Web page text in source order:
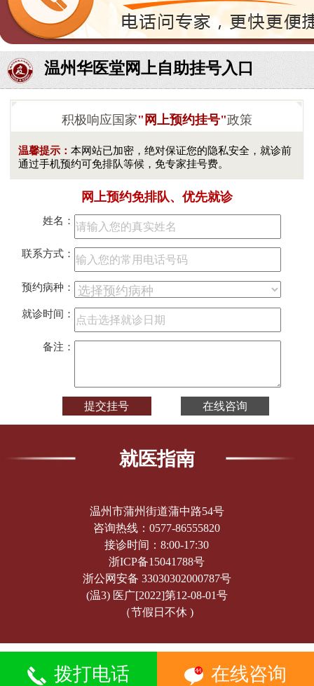
温州华医堂网上自助挂号入口
积极响应国家"网上预约挂号"政策
温馨提示： 本网站已加密，绝对保证您的隐私安全，就诊前
通过手机预约可免排队等候，免专家挂号费。
网上预约免排队、优先就诊
姓名：
联系方式：
预约病种：
就诊时间：
备注：
就医指南
温州市蒲州街道蒲中路54号
咨询热线：0577-86555820
接诊时间：8:00-17:30
浙ICP备15041788号
浙公网安备 33030302000787号
(温3) 医广[2022]第12-08-01号
（节假日不休 )
拨打电话 在线咨询